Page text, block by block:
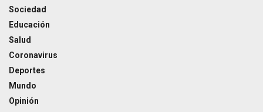
Sociedad
Educación
Salud
Coronavirus
Deportes
Mundo
Opinión